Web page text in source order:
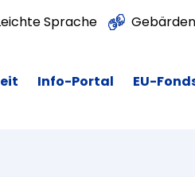
Sprache
Info-Portal EU-